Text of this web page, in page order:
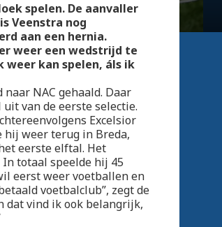
spelen. De aanvaller
Veenstra nog
aan een hernia.
weer een wedstrijd te
weer kan spelen, áls ik
NAC gehaald. Daar
van de eerste selectie.
Excelsior
hij weer terug in Breda,
eerste elftal. Het
totaal speelde hij 45
eerst weer voetballen en
voetbalclub”, zegt de
dat vind ik ook belangrijk,